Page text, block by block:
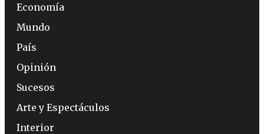
Economía
Mundo
País
Opinión
Sucesos
Arte y Espectáculos
Interior